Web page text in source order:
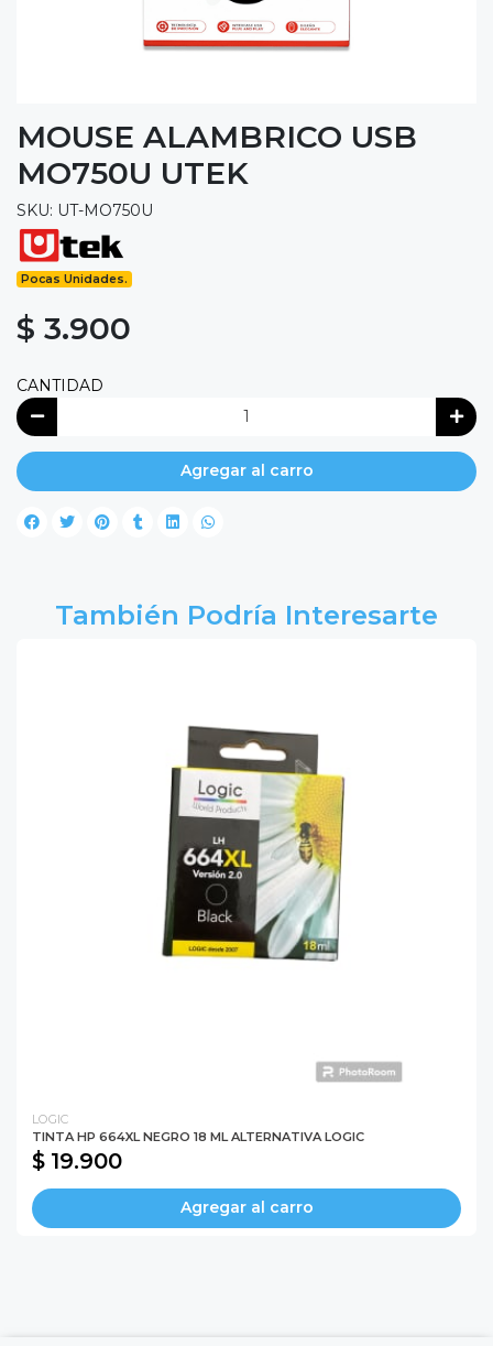
MOUSE ALAMBRICO USB
MO750U UTEK
SKU: UT-MO750U
Pocas Unidades.
$ 3.900
CANTIDAD
Agregar al carro
También Podría Interesarte
LOGIC
TINTA HP 664XL NEGRO 18 ML ALTERNATIVA LOGIC
$ 19.900
Agregar al carro